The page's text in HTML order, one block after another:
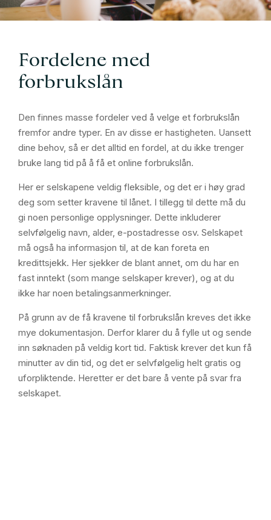
Fordelene med
forbrukslån
Den finnes masse fordeler ved å velge et forbrukslån
fremfor andre typer. En av disse er hastigheten. Uansett
dine behov, så er det alltid en fordel, at du ikke trenger
bruke lang tid på å få et online forbrukslån.
Her er selskapene veldig fleksible, og det er i høy grad
deg som setter kravene til lånet. I tillegg til dette må du
gi noen personlige opplysninger. Dette inkluderer
selvfølgelig navn, alder, e-postadresse osv. Selskapet
må også ha informasjon til, at de kan foreta en
kredittsjekk. Her sjekker de blant annet, om du har en
fast inntekt (som mange selskaper krever), og at du
ikke har noen betalingsanmerkninger.
På grunn av de få kravene til forbrukslån kreves det ikke
mye dokumentasjon. Derfor klarer du å fylle ut og sende
inn søknaden på veldig kort tid. Faktisk krever det kun få
minutter av din tid, og det er selvfølgelig helt gratis og
uforpliktende. Heretter er det bare å vente på svar fra
selskapet.